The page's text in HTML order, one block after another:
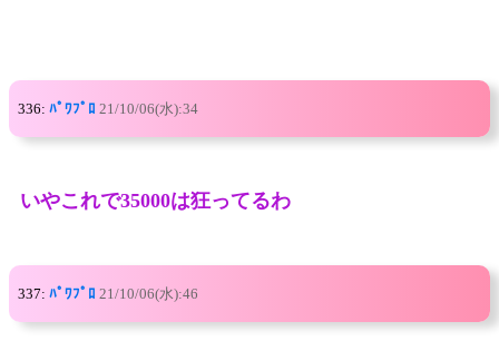
336: ﾊﾟﾜﾌﾟﾛ 21/10/06(水):34
いやこれで35000は狂ってるわ
337: ﾊﾟﾜﾌﾟﾛ 21/10/06(水):46